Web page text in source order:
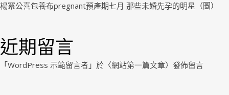
楊冪公喜包養布pregnant預產期七月 那些未婚先孕的明星（圖）
近期留言
「WordPress 示範留言者 」於〈網站第一篇文章〉發佈留言